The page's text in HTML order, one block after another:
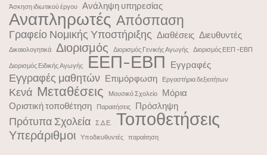
Άσκηση ιδιωτικού έργου Ανάληψη υπηρεσίας
Αναπληρωτές Απόσπαση
Γραφείο Νομικής Υποστήριξης Διαθέσεις Διευθυντές
Δικαιολογητικά Διορισμός Διορισμός Γενικής Αγωγής Διορισμός ΕΕΠ -ΕΒΠ
Διορισμός Ειδικής Αγωγής ΕΕΠ-ΕΒΠ Εγγραφές
Εγγραφές μαθητών Επιμόρφωση Εργαστήρια δεξιοτήτων
Κενά Μεταθέσεις Μουσικό Σχολείο
Μόρια
Οριστική τοποθέτηση
Παραιτήσεις Πρόσληψη
Πρότυπα Σχολεία Σ.Δ.Ε. Τοποθετήσεις
Υπεράριθμοι Υποδιευθυντές παραίτηση